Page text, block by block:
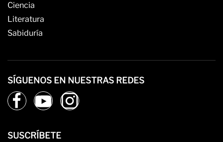
Ciencia
Literatura
Sabiduría
SÍGUENOS EN NUESTRAS REDES
SUSCRÍBETE